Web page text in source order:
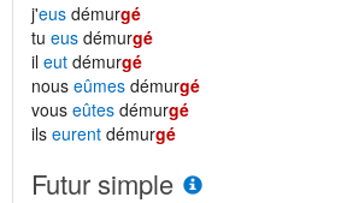
j'eus démurgé
tu eus démurgé
il eut démurgé
nous eûmes démurgé
vous eûtes démurgé
ils eurent démurgé
Futur simple